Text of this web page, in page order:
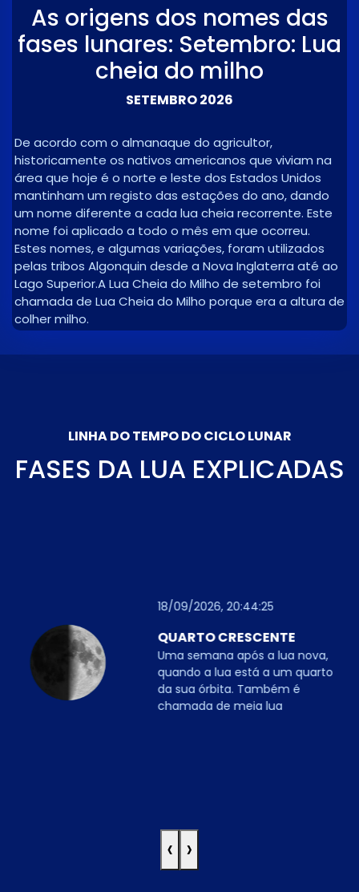
As origens dos nomes das
fases lunares: Setembro: Lua
cheia do milho
SETEMBRO 2026
De acordo com o almanaque do agricultor,
historicamente os nativos americanos que viviam na
área que hoje é o norte e leste dos Estados Unidos
mantinham um registo das estações do ano, dando
um nome diferente a cada lua cheia recorrente. Este
nome foi aplicado a todo o mês em que ocorreu.
Estes nomes, e algumas variações, foram utilizados
pelas tribos Algonquin desde a Nova Inglaterra até ao
Lago Superior.A Lua Cheia do Milho de setembro foi
chamada de Lua Cheia do Milho porque era a altura de
colher milho.
LINHA DO TEMPO DO CICLO LUNAR
FASES DA LUA EXPLICADAS
18/09/2026, 20:44:25
QUARTO CRESCENTE
Uma semana após a lua nova,
quando a lua está a um quarto
da sua órbita. Também é
chamada de meia lua
‹ ›